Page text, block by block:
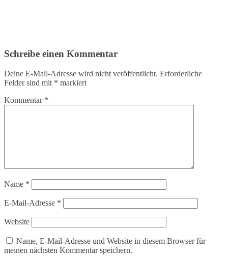
Schreibe einen Kommentar
Deine E-Mail-Adresse wird nicht veröffentlicht. Erforderliche
Felder sind mit * markiert
Kommentar *
Name *
E-Mail-Adresse *
Website
Name, E-Mail-Adresse und Website in diesem Browser für
meinen nächsten Kommentar speichern.